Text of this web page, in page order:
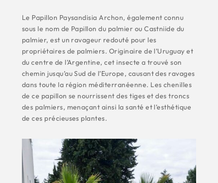
Le Papillon Paysandisia Archon, également connu
sous le nom de Papillon du palmier ou Castniide du
palmier, est un ravageur redouté pour les
propriétaires de palmiers. Originaire de l’Uruguay et
du centre de l’Argentine, cet insecte a trouvé son
chemin jusqu’au Sud de l’Europe, causant des ravages
dans toute la région méditerranéenne. Les chenilles
de ce papillon se nourrissent des tiges et des troncs
des palmiers, menaçant ainsi la santé et l’esthétique
de ces précieuses plantes.